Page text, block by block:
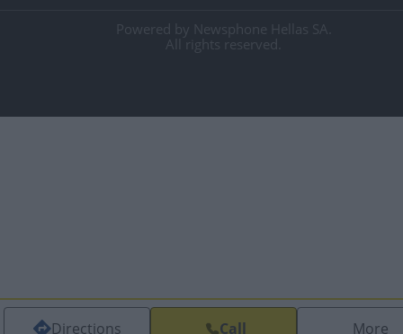
Directions Call More
Powered by Newsphone Hellas SA.
All rights reserved.